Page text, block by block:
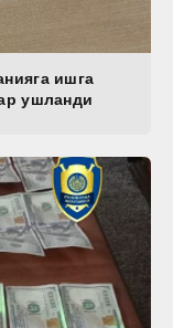
ишга
ушланди